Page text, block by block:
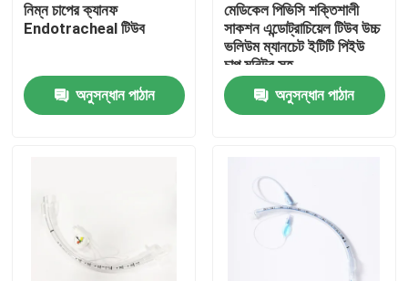
VR প্রদর্শন
নিম্ন চাপের ক্যানফ
Endotracheal টিউব
অনুসন্ধান পাঠান
মেডিকেল পিভিসি শক্তিশালী
সাকশন এন্ডোট্রাচিয়েল টিউব উচ্চ
ভলিউম ম্যানচেট ইটিটি পিইউ
চাপ মনিটর সহ
অনুসন্ধান পাঠান